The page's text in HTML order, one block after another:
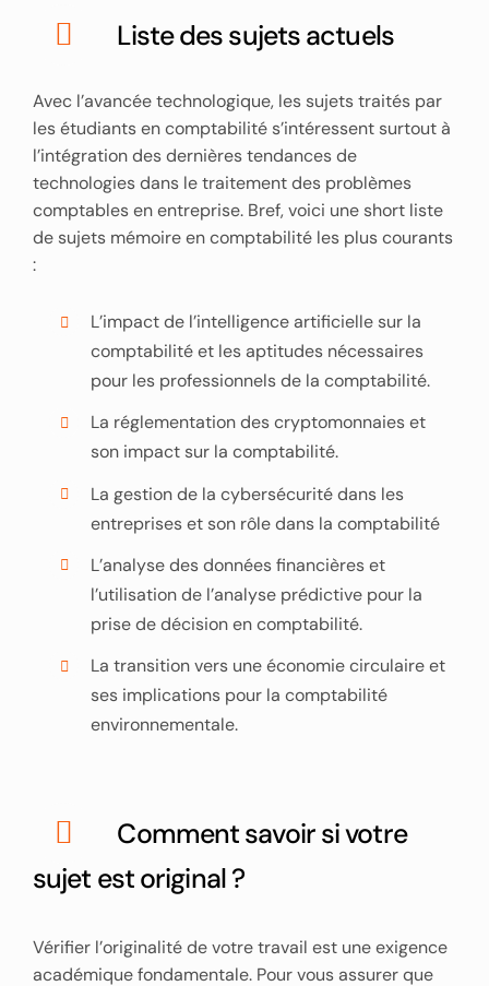
Liste des sujets actuels
Avec l’avancée technologique, les sujets traités par
les étudiants en comptabilité s’intéressent surtout à
l’intégration des dernières tendances de
technologies dans le traitement des problèmes
comptables en entreprise. Bref, voici une short liste
de sujets mémoire en comptabilité les plus courants
:
L’impact de l’intelligence artificielle sur la
comptabilité et les aptitudes nécessaires
pour les professionnels de la comptabilité.
La réglementation des cryptomonnaies et
son impact sur la comptabilité.
La gestion de la cybersécurité dans les
entreprises et son rôle dans la comptabilité
L’analyse des données financières et
l’utilisation de l’analyse prédictive pour la
prise de décision en comptabilité.
La transition vers une économie circulaire et
ses implications pour la comptabilité
environnementale.
Comment savoir si votre
sujet est original ?
Vérifier l’originalité de votre travail est une exigence
académique fondamentale. Pour vous assurer que